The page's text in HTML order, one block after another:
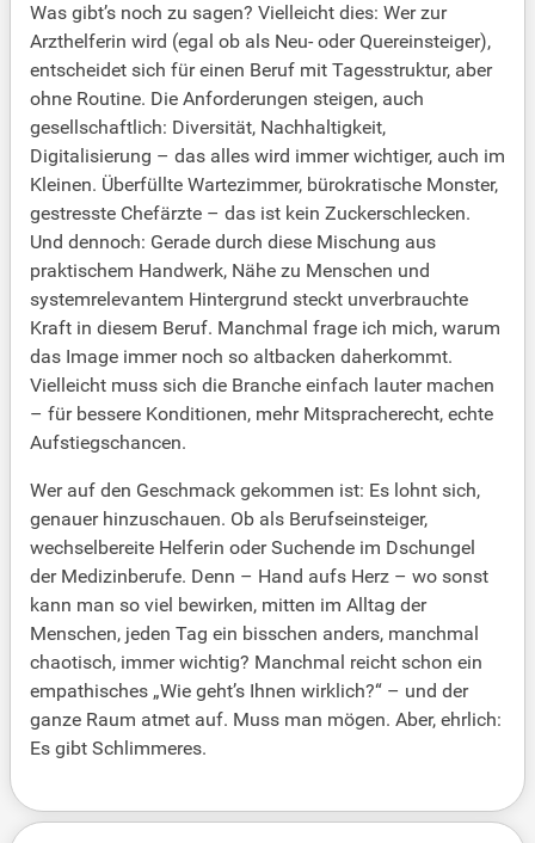
Was gibt’s noch zu sagen? Vielleicht dies: Wer zur
Arzthelferin wird (egal ob als Neu- oder Quereinsteiger),
entscheidet sich für einen Beruf mit Tagesstruktur, aber
ohne Routine. Die Anforderungen steigen, auch
gesellschaftlich: Diversität, Nachhaltigkeit,
Digitalisierung – das alles wird immer wichtiger, auch im
Kleinen. Überfüllte Wartezimmer, bürokratische Monster,
gestresste Chefärzte – das ist kein Zuckerschlecken.
Und dennoch: Gerade durch diese Mischung aus
praktischem Handwerk, Nähe zu Menschen und
systemrelevantem Hintergrund steckt unverbrauchte
Kraft in diesem Beruf. Manchmal frage ich mich, warum
das Image immer noch so altbacken daherkommt.
Vielleicht muss sich die Branche einfach lauter machen
– für bessere Konditionen, mehr Mitspracherecht, echte
Aufstiegschancen.
Wer auf den Geschmack gekommen ist: Es lohnt sich,
genauer hinzuschauen. Ob als Berufseinsteiger,
wechselbereite Helferin oder Suchende im Dschungel
der Medizinberufe. Denn – Hand aufs Herz – wo sonst
kann man so viel bewirken, mitten im Alltag der
Menschen, jeden Tag ein bisschen anders, manchmal
chaotisch, immer wichtig? Manchmal reicht schon ein
empathisches „Wie geht’s Ihnen wirklich?“ – und der
ganze Raum atmet auf. Muss man mögen. Aber, ehrlich:
Es gibt Schlimmeres.